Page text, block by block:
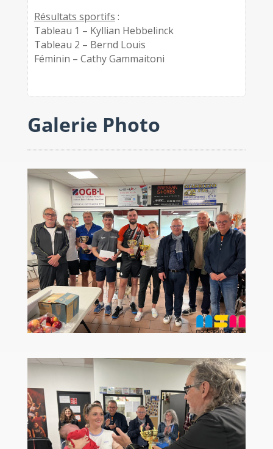
Résultats sportifs :
Tableau 1 – Kyllian Hebbelinck
Tableau 2 – Bernd Louis
Féminin – Cathy Gammaitoni
Galerie Photo